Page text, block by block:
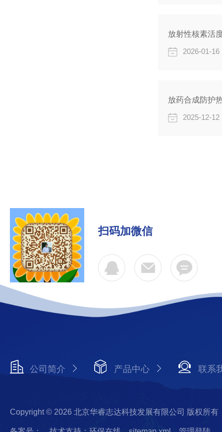
放射性核素活
2026-01-16
放药合成防护
2025-12-12
扫码加微信
公司简介 产品中心 联系
Copyright © 2026 北京华睿志达科技发展有限公司 版权所有